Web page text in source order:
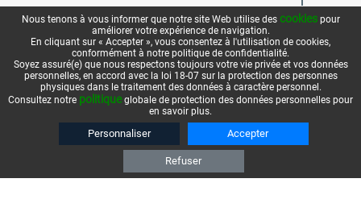
Nous tenons à vous informer que notre site Web utilise des cookiespour
améliorer votre expérience de navigation.
En cliquant sur « Accepter », vous consentez à l'utilisation de cookies,
conformément à notre politique de confidentialité.
Soyez assuré(e) que nous respectons toujours votre vie privée et vos données
personnelles, en accord avec la loi 18-07 sur la protection des personnes
physiques dans le traitement des données à caractère personnel.
Consultez notre politiqueglobale de protection des données personnelles pour
en savoir plus.
Personnaliser Accepter
Refuser
Email
cttp@dz.com
Envoie-nous un message